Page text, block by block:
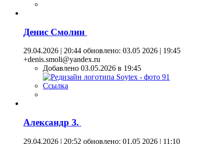
Денис Смолин
29.04.2026 | 20:44 обновлено: 03.05 2026 | 19:45
+denis.smoli@yandex.ru
Добавлено 03.05.2026 в 19:45
Ссылка
Александр З.
29.04.2026 | 20:52 обновлено: 01.05 2026 | 11:10